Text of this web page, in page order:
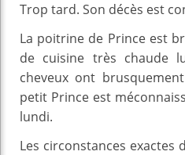
Trop tard. Son décès est
La poitrine de Prince est
de cuisine très chaude
cheveux ont
petit Prince est
lundi.
Les circonstances exactes